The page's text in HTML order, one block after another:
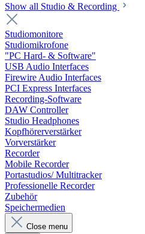
Show all Studio & Recording
Studiomonitore
Studiomikrofone
"PC Hard- & Software"
USB Audio Interfaces
Firewire Audio Interfaces
PCI Express Interfaces
Recording-Software
DAW Controller
Studio Headphones
Kopfhörerverstärker
Vorverstärker
Recorder
Mobile Recorder
Portastudios/ Multitracker
Professionelle Recorder
Zubehör
Speichermedien
Close menu